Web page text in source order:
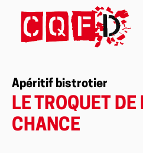
Apéritif bistrotier
LE TROQUET DE
CHANCE